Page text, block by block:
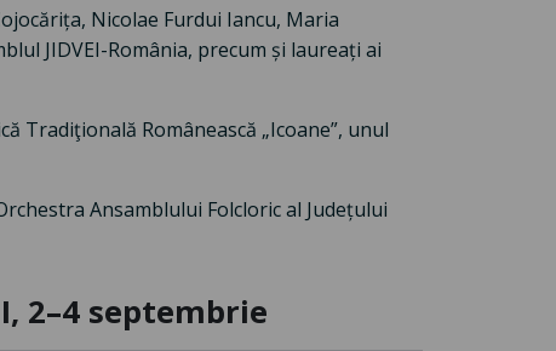
Nicolae Furdui Iancu, Maria
JIDVEI-România, precum și laureați ai
Tradiţională Românească „Icoane”, unul
Ansamblului Folcloric al Județului
2–4 septembrie